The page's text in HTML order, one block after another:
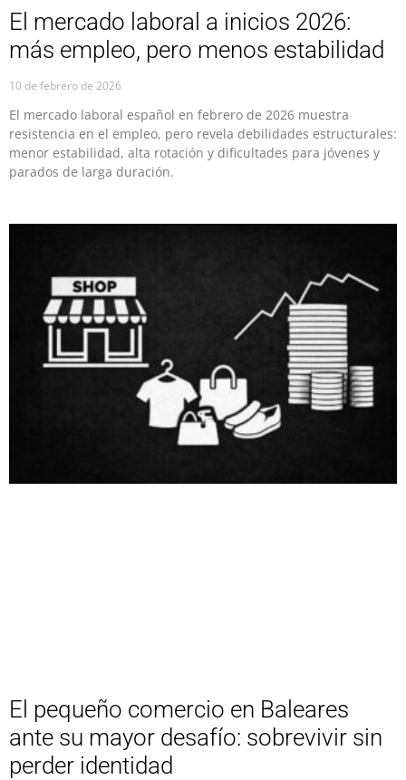
El mercado laboral a inicios 2026:
más empleo, pero menos estabilidad
10 de febrero de 2026
El mercado laboral español en febrero de 2026 muestra
resistencia en el empleo, pero revela debilidades estructurales:
menor estabilidad, alta rotación y dificultades para jóvenes y
parados de larga duración.
El pequeño comercio en Baleares
ante su mayor desafío: sobrevivir sin
perder identidad